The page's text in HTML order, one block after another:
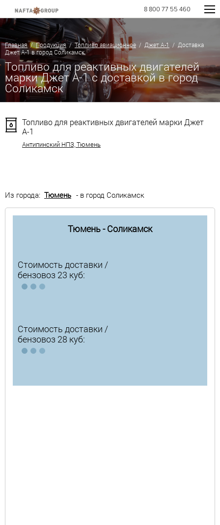
8 800 77 55 460
Главная/Продукция/Топливо авиационное / Джет А-1
/ Доставка
Джет А-1 в город Соликамск
Топливо для реактивных двигателей
марки Джет А-1 с доставкой в город
Соликамск
Топливо для реактивных двигателей марки Джет
А-1
Антипинский НПЗ, Тюмень
Из города: Тюмень - в город Соликамск
Тюмень - Соликамск
Стоимость доставки /
бензовоз 23 куб:
Стоимость доставки /
бензовоз 28 куб: